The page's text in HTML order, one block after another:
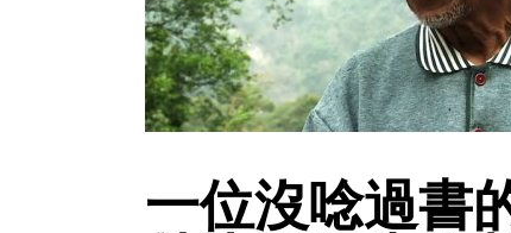
一位沒唸過書